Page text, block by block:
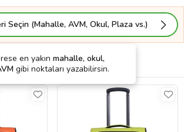
Seçin (Mahalle, AVM, Okul, Plaza vs.)
en yakın mahalle, okul,
gibi noktaları yazabilirsin.
Sırala Kargo Bedava